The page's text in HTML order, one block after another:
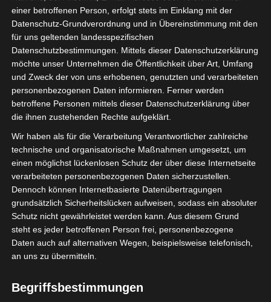
Sie befinden sich hier:Startseite
Taoufik Salhi
Taoufik Salhi
Aktuelles Team
Union Sportive de
Tataouine (UST)
Titel des Berufs stellvertretender Trainer
Saïd Saïbi
einer betroffenen Person, erfolgt stets im Einklang mit der
Datenschutz-Grundverordnung und in Übereinstimmung mit den
für uns geltenden landesspezifischen
Datenschutzbestimmungen. Mittels dieser Datenschutzerklärung
möchte unser Unternehmen die Öffentlichkeit über Art, Umfang
und Zweck der von uns erhobenen, genutzten und verarbeiteten
personenbezogenen Daten informieren. Ferner werden
betroffene Personen mittels dieser Datenschutzerklärung über
die ihnen zustehenden Rechte aufgeklärt.
Wir haben als für die Verarbeitung Verantwortlicher zahlreiche
technische und organisatorische Maßnahmen umgesetzt, um
einen möglichst lückenlosen Schutz der über diese Internetseite
verarbeiteten personenbezogenen Daten sicherzustellen.
Dennoch können Internetbasierte Datenübertragungen
grundsätzlich Sicherheitslücken aufweisen, sodass ein absoluter
Schutz nicht gewährleistet werden kann. Aus diesem Grund
steht es jeder betroffenen Person frei, personenbezogene
Daten auch auf alternativen Wegen, beispielsweise telefonisch,
an uns zu übermitteln.
Begriffsbestimmungen